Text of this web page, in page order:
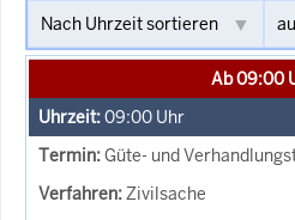
Ab 09:00
09:00 Uhr
Güte- und
Zivilsache